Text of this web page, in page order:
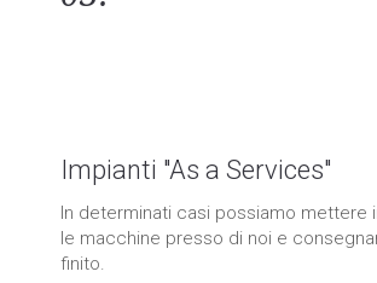
Impianti "As a Services"
In determinati casi possiamo mettere
le macchine presso di noi e
finito.